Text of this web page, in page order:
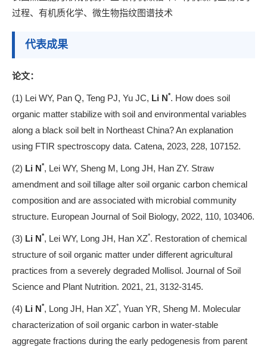
过程、有机质化学、微生物指纹图谱技术
代表成果
论文：
(1) Lei WY, Pan Q, Teng PJ, Yu JC, Li N*. How does soil
organic matter stabilize with soil and environmental variables
along a black soil belt in Northeast China? An explanation
using FTIR spectroscopy data. Catena, 2023, 228, 107152.
(2) Li N*, Lei WY, Sheng M, Long JH, Han ZY. Straw
amendment and soil tillage alter soil organic carbon chemical
composition and are associated with microbial community
structure. European Journal of Soil Biology, 2022, 110, 103406.
(3) Li N*, Lei WY, Long JH, Han XZ*. Restoration of chemical
structure of soil organic matter under different agricultural
practices from a severely degraded Mollisol. Journal of Soil
Science and Plant Nutrition. 2021, 21, 3132-3145.
(4) Li N*, Long JH, Han XZ*, Yuan YR, Sheng M. Molecular
characterization of soil organic carbon in water-stable
aggregate fractions during the early pedogenesis from parent